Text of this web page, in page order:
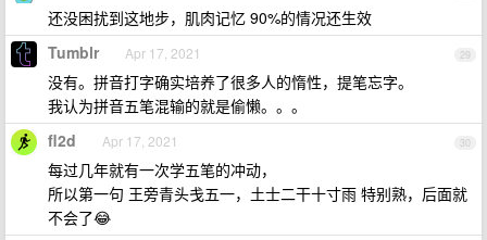
还没困扰到这地步，肌肉记忆 90%的情况还生效
29
Tumblr Apr 17, 2021
没有。拼音打字确实培养了很多人的惰性，提笔忘字。
我认为拼音五笔混输的就是偷懒。。。
30
fl2d Apr 17, 2021
每过几年就有一次学五笔的冲动，
所以第一句 王旁青头戋五一，土士二干十寸雨 特别熟，后面就
不会了😂